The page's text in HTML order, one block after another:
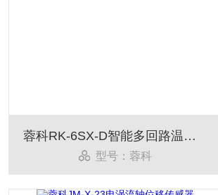
蓉科RK-6SX-D智能多回路温度控制仪
型号：蓉科